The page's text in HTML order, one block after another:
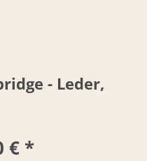
- Leder,
€ *